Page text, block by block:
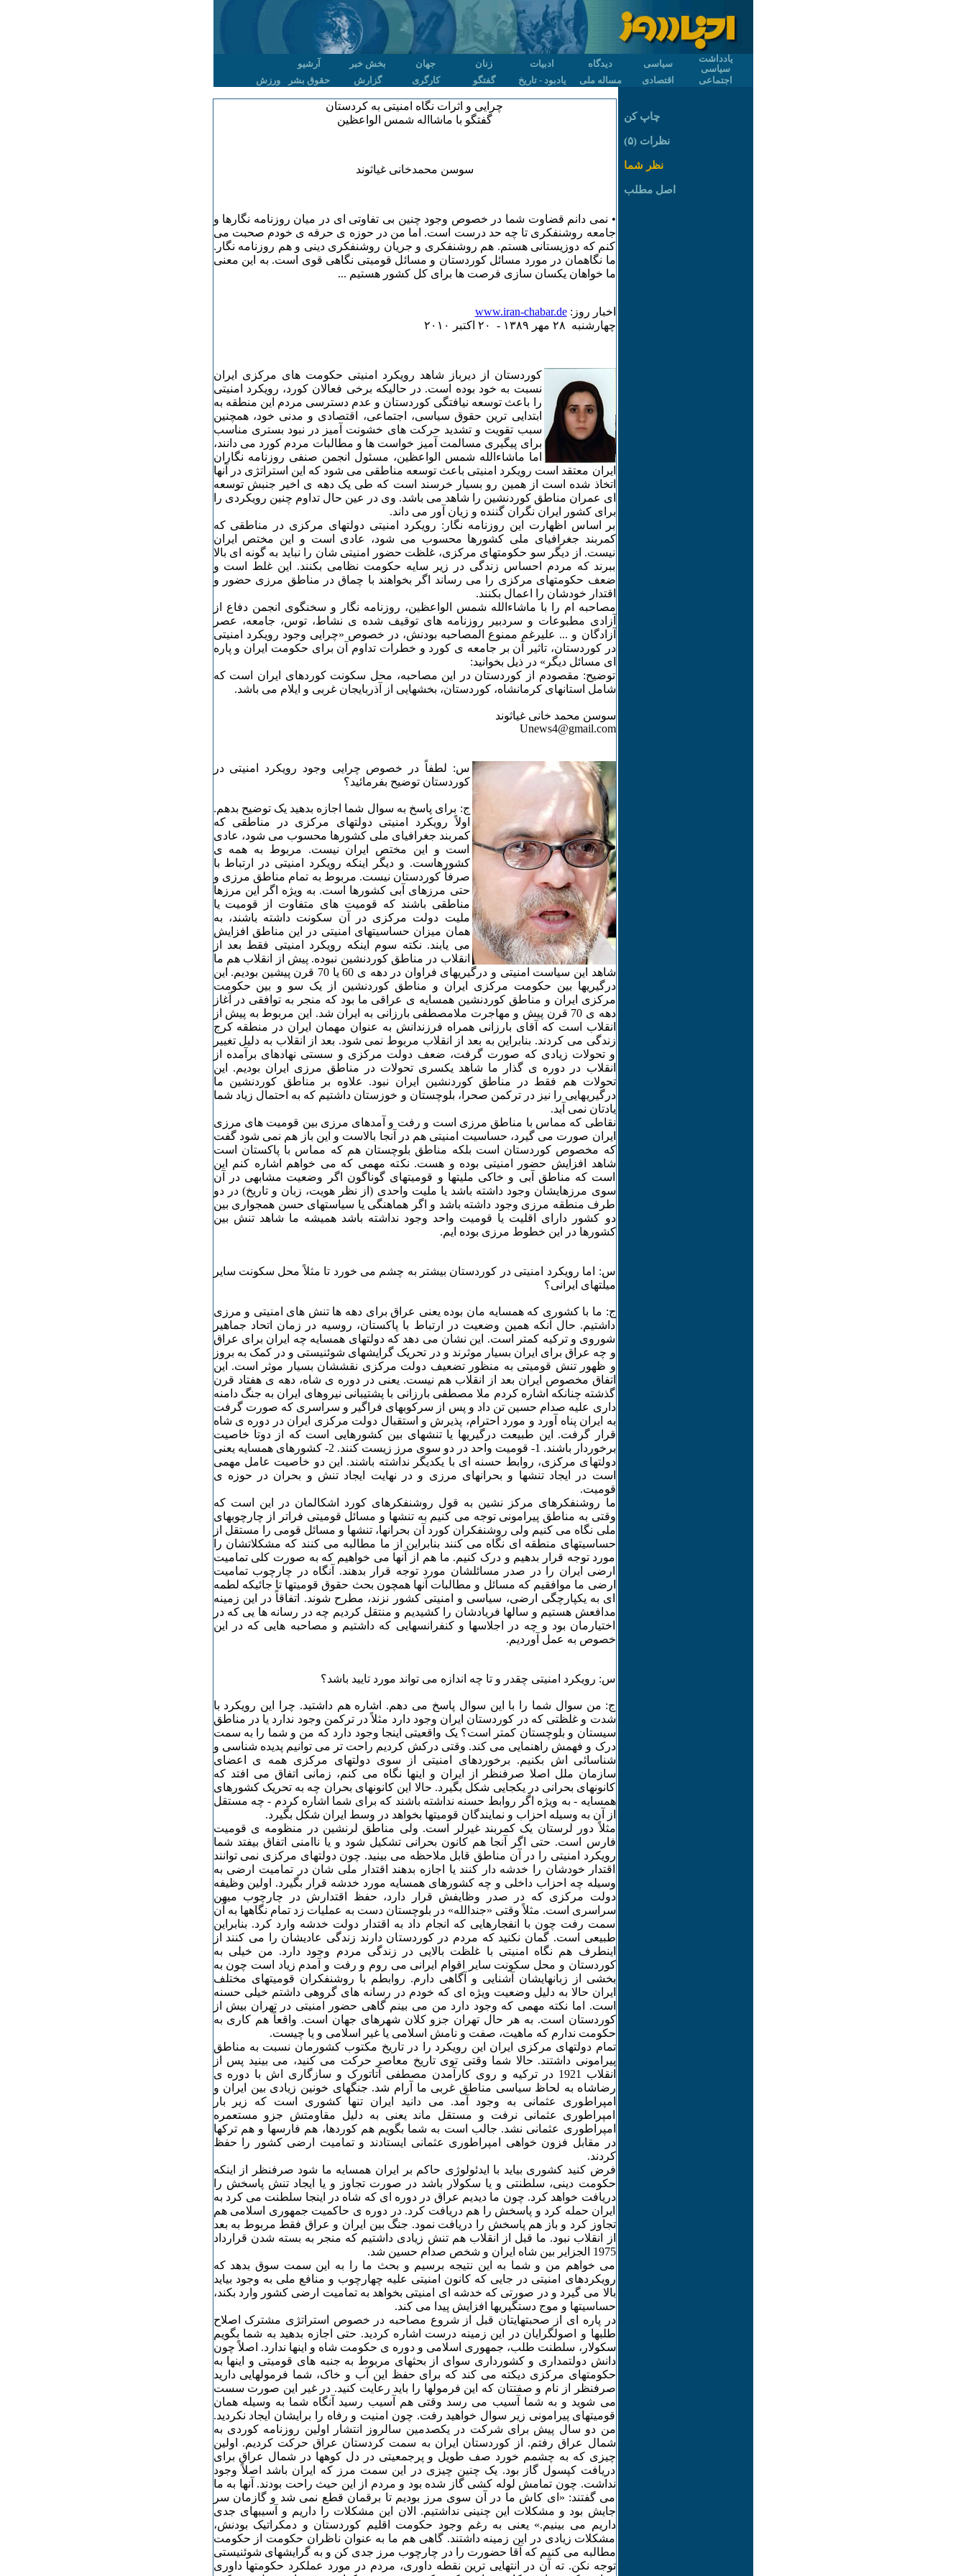
یادداشت
سیاسی
سیاسی دیدگاه ادبیات زنان جهان بخش خبر
آرشیو
اجتماعی
اقتصادی مساله ملی یادبود - تاریخ گفتگو کارگری گزارش حقوق بشر ورزش
چرایی و اثرات نگاه امنیتی به کردستان
گفتگو با ماشااله شمس الواعظین
سوسن محمدخانی غیاثوند
• نمی دانم قضاوت شما در خصوص وجود چنین بی تفاوتی ای در میان روزنامه نگارها و
جامعه روشنفکری تا چه حد درست است. اما من در حوزه ی حرفه ی خودم صحبت می
کنم که دوزیستانی هستم. هم روشنفکری و جریان روشنفکری دینی و هم روزنامه نگار.
ما نگاهمان در مورد مسائل کوردستان و مسائل قومیتی نگاهی قوی است. به این معنی
ما خواهان یکسان سازی فرصت ها برای کل کشور هستیم ...
اخبار روز:www.iran-chabar.de
چهارشنبه ۲٨ مهر ۱٣٨۹ - ۲۰ اکتبر ۲۰۱۰
کوردستان از دیرباز شاهد رویکرد امنیتی حکومت های مرکزی ایران
نسبت به خود بوده است. در حالیکه برخی فعالان کورد، رویکرد امنیتی
را باعث توسعه نیافتگی کوردستان و عدم دسترسی مردم این منطقه به
ابتدایی ترین حقوق سیاسی، اجتماعی، اقتصادی و مدنی خود، همچنین
سبب تقویت و تشدید حرکت های خشونت آمیز در نبود بستری مناسب
برای پیگیری مسالمت آمیز خواست ها و مطالبات مردم کورد می دانند،
اما ماشاءالله شمس الواعظین، مسئول انجمن صنفی روزنامه نگاران
ایران معتقد است رویکرد امنیتی باعث توسعه مناطقی می شود که این استراتژی در آنها
اتخاذ شده است از همین رو بسیار خرسند است که طی یک دهه ی اخیر جنبش توسعه
ای عمران مناطق کوردنشین را شاهد می باشد. وی در عین حال تداوم چنین رویکردی را
برای کشور ایران نگران گننده و زیان آور می داند.
بر اساس اظهارت این روزنامه نگار: رویکرد امنیتی دولتهای مرکزی در مناطقی که
کمربند جغرافیای ملی کشورها محسوب می شود، عادی است و این مختص ایران
نیست. از دیگر سو حکومتهای مرکزی، غلظت حضور امنیتی شان را نباید به گونه ای بالا
ببرند که مردم احساس زندگی در زیر سایه حکومت نظامی بکنند. این غلط است و
ضعف حکومتهای مرکزی را می رساند اگر بخواهند با چماق در مناطق مرزی حضور و
اقتدار خودشان را اعمال بکنند.
مصاحبه ام را با ماشاءالله شمس الواعظین، روزنامه نگار و سخنگوی انجمن دفاع از
آزادی مطبوعات و سردبیر روزنامه های توقیف شده ی نشاط، توس، جامعه، عصر
آزادگان و ... علیرغم ممنوع المصاحبه بودنش، در خصوص «چرایی وجود رویکرد امنیتی
در کوردستان، تاثیر آن بر جامعه ی کورد و خطرات تداوم آن برای حکومت ایران و پاره
ای مسائل دیگر» در ذیل بخوانید:
توضیح: مقصودم از کوردستان در این مصاحبه، محل سکونت کوردهای ایران است که
شامل استانهای کرمانشاه، کوردستان، بخشهایی از آذربایجان غربی و ایلام می باشد.
سوسن محمد خانی غیاثوند
Unews4@gmail.com
س: لطفاً در خصوص چرایی وجود رویکرد امنیتی در
کوردستان توضیح بفرمائید؟
ج: برای پاسخ به سوال شما اجازه بدهید یک توضیح بدهم.
اولاً رویکرد امنیتی دولتهای مرکزی در مناطقی که
کمربند جغرافیای ملی کشورها محسوب می شود، عادی
است و این مختص ایران نیست. مربوط به همه ی
کشورهاست. و دیگر اینکه رویکرد امنیتی در ارتباط با
صرفاً کوردستان نیست. مربوط به تمام مناطق مرزی و
حتی مرزهای آبی کشورها است. به ویژه اگر این مرزها
مناطقی باشند که قومیت های متفاوت از قومیت یا
ملیت دولت مرکزی در آن سکونت داشته باشند، به
همان میزان حساسیتهای امنیتی در این مناطق افزایش
می یابند. نکته سوم اینکه رویکرد امنیتی فقط بعد از
انقلاب در مناطق کوردنشین نبوده. پیش از انقلاب هم ما
شاهد این سیاست امنیتی و درگیریهای فراوان در دهه ی 60 یا 70 قرن پیشین بودیم. این
درگیریها بین حکومت مرکزی ایران و مناطق کوردنشین از یک سو و بین حکومت
مرکزی ایران و مناطق کوردنشین همسایه ی عراقی ما بود که منجر به توافقی در آغاز
دهه ی 70 قرن پیش و مهاجرت ملامصطفی بارزانی به ایران شد. این مربوط به پیش از
انقلاب است که آقای بارزانی همراه فرزندانش به عنوان مهمان ایران در منطقه کرج
زندگی می کردند. بنابراین به بعد از انقلاب مربوط نمی شود. بعد از انقلاب به دلیل تغییر
و تحولات زیادی که صورت گرفت، ضعف دولت مرکزی و سستی نهادهای برآمده از
انقلاب در دوره ی گذار ما شاهد یکسری تحولات در مناطق مرزی ایران بودیم. این
تحولات هم فقط در مناطق کوردنشین ایران نبود. علاوه بر مناطق کوردنشین ما
درگیریهایی را نیز در ترکمن صحرا، بلوچستان و خوزستان داشتیم که به احتمال زیاد شما
یادتان نمی آید.
نقاطی که مماس با مناطق مرزی است و رفت و آمدهای مرزی بین قومیت های مرزی
ایران صورت می گیرد، حساسیت امنیتی هم در آنجا بالاست و این باز هم نمی شود گفت
که مخصوص کوردستان است بلکه مناطق بلوچستان هم که مماس با پاکستان است
شاهد افزایش حضور امنیتی بوده و هست. نکته مهمی که می خواهم اشاره کنم این
است که مناطق آبی و خاکی ملیتها و قومیتهای گوناگون اگر وضعیت مشابهی در آن
سوی مرزهایشان وجود داشته باشد یا ملیت واحدی (از نظر هویت، زبان و تاریخ) در دو
طرف منطقه مرزی وجود داشته باشد و اگر هماهنگی یا سیاستهای حسن همجواری بین
دو کشور دارای اقلیت یا قومیت واحد وجود نداشته باشد همیشه ما شاهد تنش بین
کشورها در این خطوط مرزی بوده ایم.
س: اما رویکرد امنیتی در کوردستان بیشتر به چشم می خورد تا مثلاً محل سکونت سایر
میلتهای ایرانی؟
ج: ما با کشوری که همسایه مان بوده یعنی عراق برای دهه ها تنش های امنیتی و مرزی
داشتیم. حال آنکه همین وضعیت در ارتباط با پاکستان، روسیه در زمان اتحاد جماهیر
شوروی و ترکیه کمتر است. این نشان می دهد که دولتهای همسایه چه ایران برای عراق
و چه عراق برای ایران بسیار موثرند و در تحریک گرایشهای شوئنیستی و در کمک به بروز
و ظهور تنش قومیتی به منظور تضعیف دولت مرکزی نقششان بسیار موثر است. این
اتفاق مخصوص ایران بعد از انقلاب هم نیست. یعنی در دوره ی شاه، دهه ی هفتاد قرن
گذشته چنانکه اشاره کردم ملا مصطفی بارزانی با پشتیبانی نیروهای ایران به جنگ دامنه
داری علیه صدام حسین تن داد و پس از سرکوبهای فراگیر و سراسری که صورت گرفت
به ایران پناه آورد و مورد احترام، پذیرش و استقبال دولت مرکزی ایران در دوره ی شاه
قرار گرفت. این طبیعت درگیریها یا تنشهای بین کشورهایی است که از دوتا خاصیت
برخوردار باشند. 1- قومیت واحد در دو سوی مرز زیست کنند. 2- کشورهای همسایه یعنی
دولتهای مرکزی، روابط حسنه ای با یکدیگر نداشته باشند. این دو خاصیت عامل مهمی
است در ایجاد تنشها و بحرانهای مرزی و در نهایت ایجاد تنش و بحران در حوزه ی
قومیت.
ما روشنفکرهای مرکز نشین به قول روشنفکرهای کورد اشکالمان در این است که
وقتی به مناطق پیرامونی توجه می کنیم به تنشها و مسائل قومیتی فراتر از چارچوبهای
ملی نگاه می کنیم ولی روشنفکران کورد آن بحرانها، تنشها و مسائل قومی را مستقل از
حساسیتهای منطقه ای نگاه می کنند بنابراین از ما مطالبه می کنند که مشکلاتشان را
مورد توجه قرار بدهیم و درک کنیم. ما هم از آنها می خواهیم که به صورت کلی تمامیت
ارضی ایران را در صدر مسائلشان مورد توجه قرار بدهند. آنگاه در چارچوب تمامیت
ارضی ما موافقیم که مسائل و مطالبات آنها همچون بحث حقوق قومیتها تا جائیکه لطمه
ای به یکپارچگی ارضی، سیاسی و امنیتی کشور نزند، مطرح شوند. اتفاقاً در این زمینه
مدافعش هستیم و سالها فریادشان را کشیدیم و منتقل کردیم چه در رسانه ها یی که در
اختیارمان بود و چه در اجلاسها و کنفرانسهایی که داشتیم و مصاحبه هایی که در این
خصوص به عمل آوردیم.
س: رویکرد امنیتی چقدر و تا چه اندازه می تواند مورد تایید باشد؟
ج: من سوال شما را با این سوال پاسخ می دهم. اشاره هم داشتید. چرا این رویکرد با
شدت و غلظتی که در کوردستان ایران وجود دارد مثلاً در ترکمن وجود ندارد یا در مناطق
سیستان و بلوچستان کمتر است؟ یک واقعیتی اینجا وجود دارد که من و شما را به سمت
درک و فهمش راهنمایی می کند. وقتی درکش کردیم راحت تر می توانیم پدیده شناسی و
شناسائی اش بکنیم. برخوردهای امنیتی از سوی دولتهای مرکزی همه ی اعضای
سازمان ملل اصلا صرفنظر از ایران و اینها نگاه می کنم، زمانی اتفاق می افتد که
کانونهای بحرانی در یکجایی شکل بگیرد. حالا این کانونهای بحران چه به تحریک کشورهای
همسایه - به ویژه اگر روابط حسنه نداشته باشند که برای شما اشاره کردم - چه مستقل
از آن به وسیله احزاب و نمایندگان قومیتها بخواهد در وسط ایران شکل بگیرد.
مثلاً دور لرستان یک کمربند غیرلر است. ولی مناطق لرنشین در منظومه ی قومیت
فارس است. حتی اگر آنجا هم کانون بحرانی تشکیل شود و یا ناامنی اتفاق بیفتد شما
رویکرد امنیتی را در آن مناطق قابل ملاحظه می بینید. چون دولتهای مرکزی نمی توانند
اقتدار خودشان را خدشه دار کنند یا اجازه بدهند اقتدار ملی شان در تمامیت ارضی به
وسیله چه احزاب داخلی و چه کشورهای همسایه مورد خدشه قرار بگیرد. اولین وظیفه
دولت مرکزی که در صدر وظایفش قرار دارد، حفظ اقتدارش در چارچوب میهن
سراسری است. مثلاً وقتی «جندالله» در بلوچستان دست به عملیات زد تمام نگاهها به آن
سمت رفت چون با انفجارهایی که انجام داد به اقتدار دولت خدشه وارد کرد. بنابراین
طبیعی است. گمان نکنید که مردم در کوردستان دارند زندگی عادیشان را می کنند از
اینطرف هم نگاه امنیتی با غلظت بالایی در زندگی مردم وجود دارد. من خیلی به
کوردستان و محل سکونت سایر اقوام ایرانی می روم و رفت و آمدم زیاد است چون به
بخشی از زبانهایشان آشنایی و آگاهی دارم. روابطم با روشنفکران قومیتهای مختلف
ایران حالا به دلیل وضعیت ویژه ای که خودم در رسانه های گروهی داشتم خیلی حسنه
است. اما نکته مهمی که وجود دارد من می بینم گاهی حضور امنیتی در تهران بیش از
کوردستان است. به هر حال تهران جزو کلان شهرهای جهان است. واقعاً هم کاری به
حکومت ندارم که ماهیت، صفت و نامش اسلامی یا غیر اسلامی و یا چیست.
تمام دولتهای مرکزی ایران این رویکرد را در تاریخ مکتوب کشورمان نسبت به مناطق
پیرامونی داشتند. حالا شما وقتی توی تاریخ معاصر حرکت می کنید، می بینید پس از
انقلاب 1921 در ترکیه و روی کارآمدن مصطفی آتاتورک و سازگاری اش با دوره ی
رضاشاه به لحاظ سیاسی مناطق غربی ما آرام شد. جنگهای خونین زیادی بین ایران و
امپراطوری عثمانی به وجود آمد. می دانید ایران تنها کشوری است که زیر بار
امپراطوری عثمانی نرفت و مستقل ماند یعنی به دلیل مقاومتش جزو مستعمره
امپراطوری عثمانی نشد. جالب است به شما بگویم هم کوردها، هم فارسها و هم ترکها
در مقابل فزون خواهی امپراطوری عثمانی ایستادند و تمامیت ارضی کشور را حفظ
کردند.
فرض کنید کشوری بیاید با ایدئولوژی حاکم بر ایران همسایه ما شود صرفنظر از اینکه
حکومت دینی، سلطنتی و یا سکولار باشد در صورت تجاوز و یا ایجاد تنش پاسخش را
دریافت خواهد کرد. چون ما دیدیم عراق در دوره ای که شاه در اینجا سلطنت می کرد به
ایران حمله کرد و پاسخش را هم دریافت کرد. در دوره ی حاکمیت جمهوری اسلامی هم
تجاوز کرد و باز هم پاسخش را دریافت نمود. جنگ بین ایران و عراق فقط مربوط به بعد
از انقلاب نبود. ما قبل از انقلاب هم تنش زیادی داشتیم که منجر به بسته شدن قرارداد
1975 الجزایر بین شاه ایران و شخص صدام حسین شد.
می خواهم من و شما به این نتیجه برسیم و بحث ما را به این سمت سوق بدهد که
رویکردهای امنیتی در جایی که کانون امنیتی علیه چهارچوب و منافع ملی به وجود بیاید
بالا می گیرد و در صورتی که خدشه ای امنیتی بخواهد به تمامیت ارضی کشور وارد بکند،
حساسیتها و موج دستگیریها افزایش پیدا می کند.
در پاره ای از صحبتهایتان قبل از شروع مصاحبه در خصوص استراتژی مشترک اصلاح
طلبها و اصولگرایان در این زمینه درست اشاره کردید. حتی اجازه بدهید به شما بگویم
سکولار، سلطنت طلب، جمهوری اسلامی و دوره ی حکومت شاه و اینها ندارد. اصلاً چون
دانش دولتمداری و کشورداری سوای از بحثهای مربوط به جنبه های قومیتی و اینها به
حکومتهای مرکزی دیکته می کند که برای حفظ این آب و خاک، شما فرمولهایی دارید
صرفنظر از نام و صفتتان که این فرمولها را باید رعایت کنید. در غیر این صورت سست
می شوید و به شما آسیب می رسد وقتی هم آسیب رسید آنگاه شما به وسیله همان
قومیتهای پیرامونی زیر سوال خواهید رفت. چون امنیت و رفاه را برایشان ایجاد نکردید.
من دو سال پیش برای شرکت در یکصدمین سالروز انتشار اولین روزنامه کوردی به
شمال عراق رفتم. از کوردستان ایران به سمت کردستان عراق حرکت کردیم. اولین
چیزی که به چشمم خورد صف طویل و پرجمعیتی در دل کوهها در شمال عراق برای
دریافت کپسول گاز بود. یک چنین چیزی در این سمت مرز که ایران باشد اصلاً وجود
نداشت. چون تمامش لوله کشی گاز شده بود و مردم از این حیث راحت بودند. آنها به ما
می گفتند: «ای کاش ما در آن سوی مرز بودیم تا برقمان قطع نمی شد و گازمان سر
جایش بود و مشکلات این چنینی نداشتیم. الان این مشکلات را داریم و آسیبهای جدی
داریم می بینیم.» یعنی به رغم وجود حکومت اقلیم کوردستان و دمکراتیک بودنش،
مشکلات زیادی در این زمینه داشتند. گاهی هم ما به عنوان ناظران حکومت از حکومت
مطالبه می کنیم که آقا حضورت را در چارچوب مرز جدی کن و به گرایشهای شوئنیستی
توجه نکن. ته آن در انتهایی ترین نقطه داوری، مردم در مورد عملکرد حکومتها داوری
چاپ کن
نظرات (۵)
نظر شما
اصل مطلب